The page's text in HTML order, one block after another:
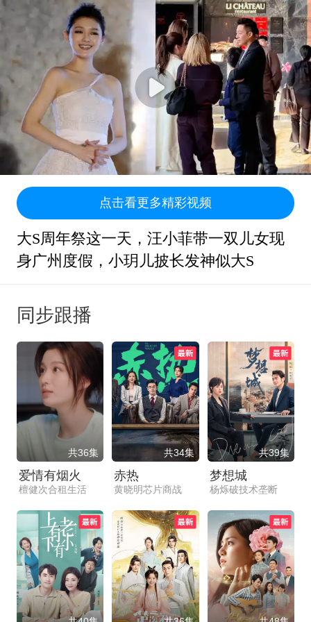
点击看更多精彩视频
大S周年祭这一天，汪小菲带一双儿女现
身广州度假，小玥儿披长发神似大S
同步跟播
共36集
爱情有烟火
檀健次合租生活
共34集
赤热
黄晓明芯片商战
共39集
梦想城
杨烁破技术垄断